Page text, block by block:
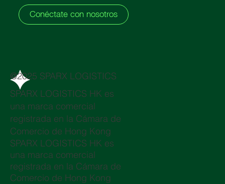
Conéctate con nosotros
@2025 SPARX LOGISTICS
SPARX LOGISTICS HK es
una marca comercial
registrada en la Cámara de
Comercio de Hong Kong
SPARX LOGISTICS HK es
una marca comercial
registrada en la Cámara de
Comercio de Hong Kong